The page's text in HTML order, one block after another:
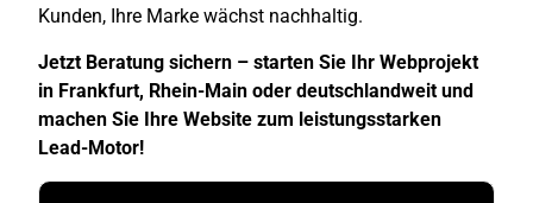
Kunden, Ihre Marke wächst nachhaltig.
Jetzt Beratung sichern – starten Sie Ihr Webprojekt
in Frankfurt, Rhein-Main oder deutschlandweit und
machen Sie Ihre Website zum leistungsstarken
Lead-Motor!